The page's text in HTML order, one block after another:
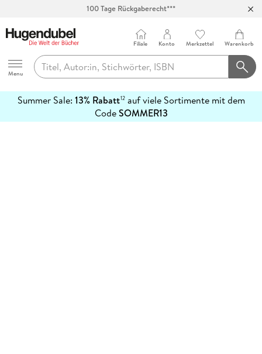
100 Tage Rückgaberecht***
Hugendubel
Menu
Filiale Konto Merkzettel Warenkorb
Summer Sale: 13% Rabatt12auf viele Sortimente mit dem
CodeSOMMER13
erfahren